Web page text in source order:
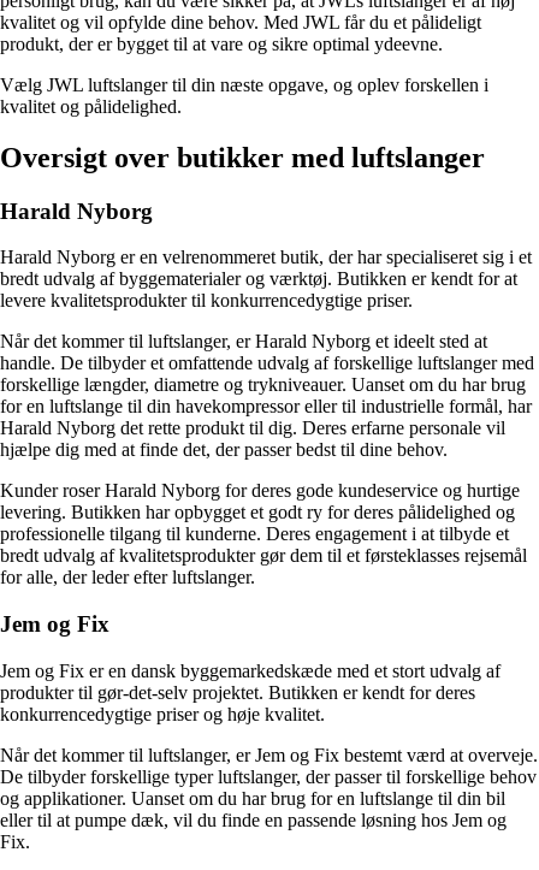
kvalitet og vil opfylde dine behov. Med JWL får du et pålideligt
produkt, der er bygget til at vare og sikre optimal ydeevne.
Vælg JWL luftslanger til din næste opgave, og oplev forskellen i
kvalitet og pålidelighed.
Oversigt over butikker med luftslanger
Harald Nyborg
Harald Nyborg er en velrenommeret butik, der har specialiseret sig i et
bredt udvalg af byggematerialer og værktøj. Butikken er kendt for at
levere kvalitetsprodukter til konkurrencedygtige priser.
Når det kommer til luftslanger, er Harald Nyborg et ideelt sted at
handle. De tilbyder et omfattende udvalg af forskellige luftslanger med
forskellige længder, diametre og trykniveauer. Uanset om du har brug
for en luftslange til din havekompressor eller til industrielle formål, har
Harald Nyborg det rette produkt til dig. Deres erfarne personale vil
hjælpe dig med at finde det, der passer bedst til dine behov.
Kunder roser Harald Nyborg for deres gode kundeservice og hurtige
levering. Butikken har opbygget et godt ry for deres pålidelighed og
professionelle tilgang til kunderne. Deres engagement i at tilbyde et
bredt udvalg af kvalitetsprodukter gør dem til et førsteklasses rejsemål
for alle, der leder efter luftslanger.
Jem og Fix
Jem og Fix er en dansk byggemarkedskæde med et stort udvalg af
produkter til gør-det-selv projektet. Butikken er kendt for deres
konkurrencedygtige priser og høje kvalitet.
Når det kommer til luftslanger, er Jem og Fix bestemt værd at overveje.
De tilbyder forskellige typer luftslanger, der passer til forskellige behov
og applikationer. Uanset om du har brug for en luftslange til din bil
eller til at pumpe dæk, vil du finde en passende løsning hos Jem og
Fix.